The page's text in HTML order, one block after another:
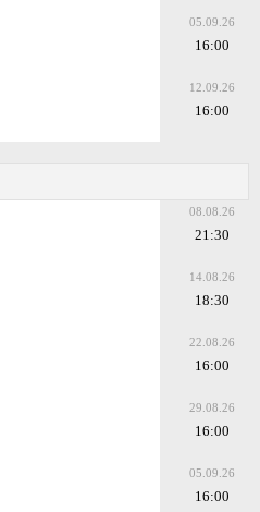
05.09.26
16:00
12.09.26
16:00
08.08.26
21:30
14.08.26
18:30
22.08.26
16:00
29.08.26
16:00
05.09.26
16:00